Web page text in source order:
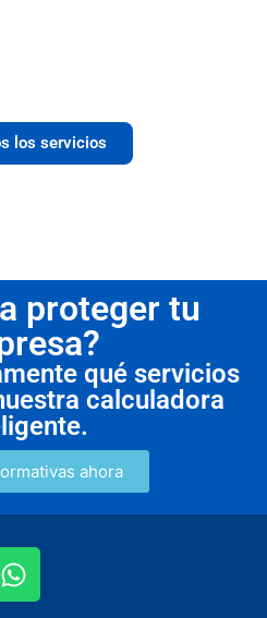
los servicios
proteger tu
qué servicios
calculadora
ahora